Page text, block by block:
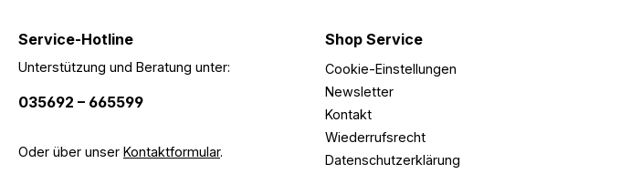
Service-Hotline
Unterstützung und Beratung unter:
035692 – 665599
Oder über unser Kontaktformular.
Shop Service
Cookie-Einstellungen
Newsletter
Kontakt
Wiederrufsrecht
Datenschutzerklärung